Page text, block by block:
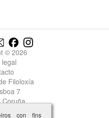
© 2026
legal
Filoloxía
7
Coruña
con fins